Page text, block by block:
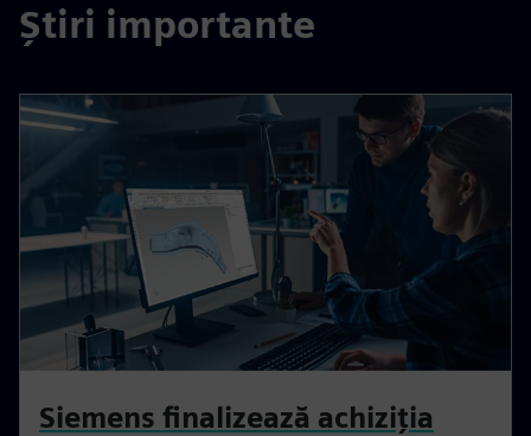
Știri importante
Siemens finalizează achiziția